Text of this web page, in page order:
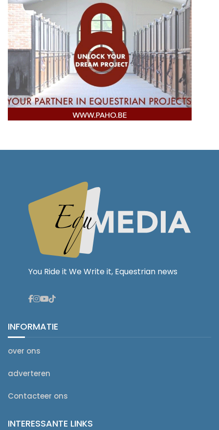
You Ride it We Write it, Equestrian news
INFORMATIE
over ons
adverteren
Contacteer ons
INTERESSANTE LINKS